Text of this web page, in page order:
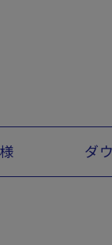
ダ